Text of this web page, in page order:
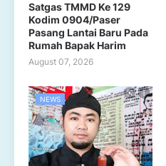
Satgas TMMD Ke 129
Kodim 0904/Paser
Pasang Lantai Baru Pada
Rumah Bapak Harim
August 07, 2026
NEWS